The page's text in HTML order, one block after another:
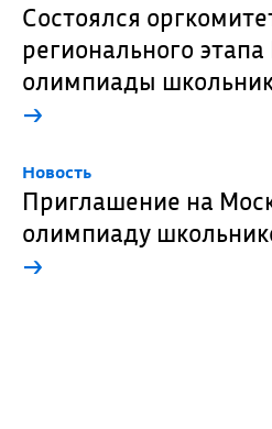
Состоялся
регионального
олимпиады
→
Новость
Приглашение на
олимпиаду
→